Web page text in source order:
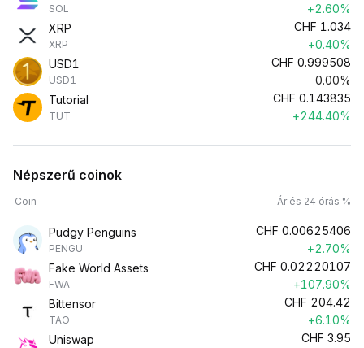
SOL
+2.60%
XRP
XRP
CHF 1.034
+0.40%
USD1
USD1
CHF 0.999508
0.00%
Tutorial
TUT
CHF 0.143835
+244.40%
Népszerű coinok
Coin Ár és 24 órás %
Pudgy Penguins
PENGU
CHF 0.00625406
+2.70%
Fake World Assets
FWA
CHF 0.02220107
+107.90%
Bittensor
TAO
CHF 204.42
+6.10%
Uniswap
CHF 3.95